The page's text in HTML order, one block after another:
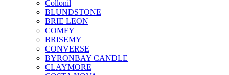
Collonil
BLUNDSTONE
BRIE LEON
COMFY
BRISEMY
CONVERSE
BYRONBAY CANDLE
CLAYMORE